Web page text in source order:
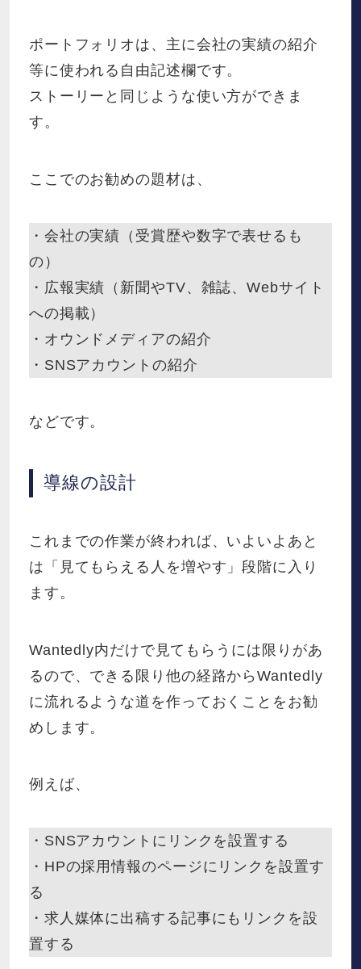
ポートフォリオは、主に会社の実績の紹介
等に使われる自由記述欄です。
ストーリーと同じような使い方ができま
す。
ここでのお勧めの題材は、
・会社の実績（受賞歴や数字で表せるも
の）
・広報実績（新聞やTV、雑誌、Webサイト
への掲載）
・オウンドメディアの紹介
・SNSアカウントの紹介
などです。
導線の設計
これまでの作業が終われば、いよいよあと
は「見てもらえる人を増やす」段階に入り
ます。
Wantedly内だけで見てもらうには限りがあ
るので、できる限り他の経路からWantedly
に流れるような道を作っておくことをお勧
めします。
例えば、
・SNSアカウントにリンクを設置する
・HPの採用情報のページにリンクを設置す
る
・求人媒体に出稿する記事にもリンクを設
置する